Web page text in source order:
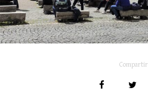
Compartir